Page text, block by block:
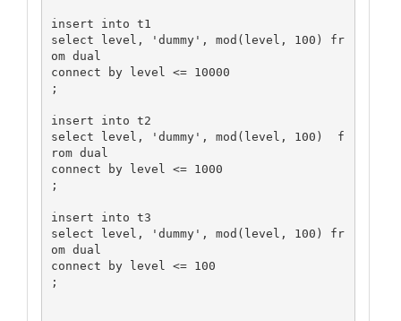
insert into t1
select level, 'dummy', mod(level, 100) fr
om dual
connect by level <= 10000
;
insert into t2
select level, 'dummy', mod(level, 100)  f
rom dual
connect by level <= 1000
;
insert into t3
select level, 'dummy', mod(level, 100) fr
om dual
connect by level <= 100
;